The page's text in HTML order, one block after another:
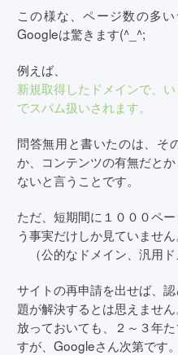
この様な、ページ数の多
Googleは驚きます(^_^;
例えば、
新規取得したドメインで、
でスパム扱いされます。
問答無用と書いたのは、そ
か、コンテンツの有無だと
ないと言うことです。
ただ、短期間に１０００ペ
う事実だけしか見ていません。
（公的なドメイン、汎用ド
サイトの再申請を出せば、
題が解決するとは思えません。
放っておいても、２～３年
すが、Googleさん次第です。